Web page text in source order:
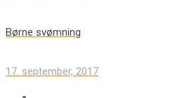
Børne svømning
17. september, 2017